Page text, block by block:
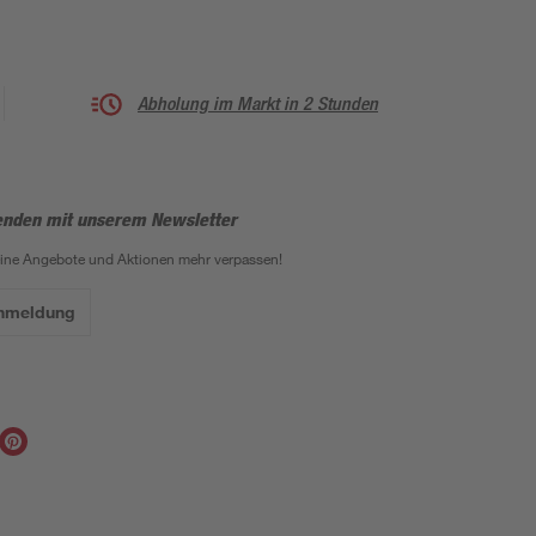
Abholung im Markt in 2 Stunden
mit unserem Newsletter
Angebote und Aktionen mehr verpassen!